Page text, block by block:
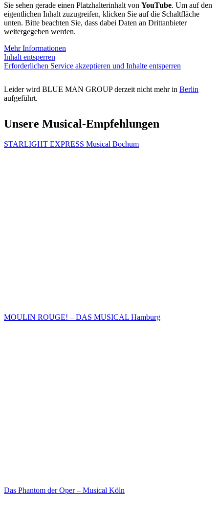
Sie sehen gerade einen Platzhalterinhalt von YouTube. Um auf den
eigentlichen Inhalt zuzugreifen, klicken Sie auf die Schaltfläche
unten. Bitte beachten Sie, dass dabei Daten an Drittanbieter
weitergegeben werden.
Mehr Informationen
Inhalt entsperren
Erforderlichen Service akzeptieren und Inhalte entsperren
Leider wird BLUE MAN GROUP derzeit nicht mehr in Berlin
aufgeführt.
Unsere Musical-Empfehlungen
STARLIGHT EXPRESS Musical Bochum
MOULIN ROUGE! – DAS MUSICAL Hamburg
Das Phantom der Oper – Musical Köln